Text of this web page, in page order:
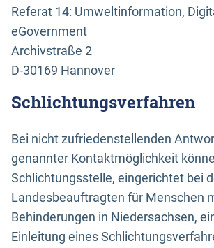
Referat 14: Umweltinformation,
eGovernment
Archivstraße 2
D-30169 Hannover
Schlichtungsverfahren
Bei nicht zufriedenstellenden
genannter Kontaktmöglichkeit
Schlichtungsstelle, eingerichtet bei
Landesbeauftragten für Menschen
Behinderungen in Niedersachsen,
Einleitung eines